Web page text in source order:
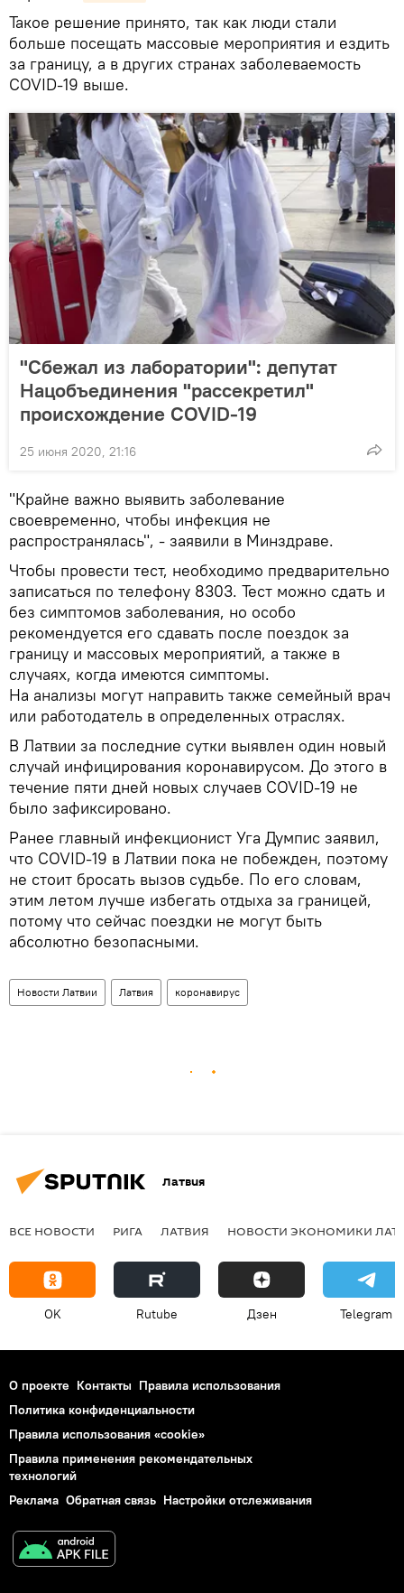
Такое решение принято, так как люди стали
больше посещать массовые мероприятия и ездить
за границу, а в других странах заболеваемость
COVID-19 выше.
"Сбежал из лаборатории": депутат
Нацобъединения "рассекретил"
происхождение COVID-19
25 июня 2020, 21:16
"Крайне важно выявить заболевание
своевременно, чтобы инфекция не
распространялась", - заявили в Минздраве.
Чтобы провести тест, необходимо предварительно
записаться по телефону 8303. Тест можно сдать и
без симптомов заболевания, но особо
рекомендуется его сдавать после поездок за
границу и массовых мероприятий, а также в
случаях, когда имеются симптомы.
На анализы могут направить также семейный врач
или работодатель в определенных отраслях.
В Латвии за последние сутки выявлен один новый
случай инфицирования коронавирусом. До этого в
течение пяти дней новых случаев COVID-19 не
было зафиксировано.
Ранее главный инфекционист Уга Думпис заявил,
что COVID-19 в Латвии пока не побежден, поэтому
не стоит бросать вызов судьбе. По его словам,
этим летом лучше избегать отдыха за границей,
потому что сейчас поездки не могут быть
абсолютно безопасными.
Новости Латвии Латвия коронавирус
Латвия
ВСЕ НОВОСТИ РИГА ЛАТВИЯ НОВОСТИ ЭКОНОМИКИ
OK Rutube Дзен Telegram
О проекте Контакты Правила использования
Политика конфиденциальности
Правила использования «cookie»
Правила применения рекомендательных
технологий
Реклама Обратная связь Настройки отслеживания